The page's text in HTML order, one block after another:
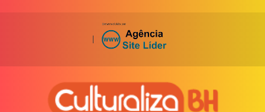
|